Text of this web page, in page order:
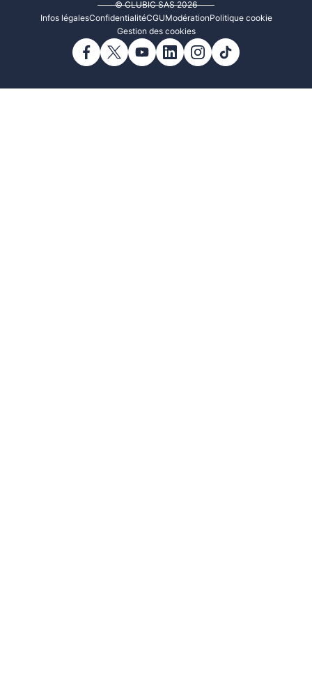
© CLUBIC SAS 2026
Infos légalesConfidentialitéCGUModérationPolitique cookie
Gestion des cookies